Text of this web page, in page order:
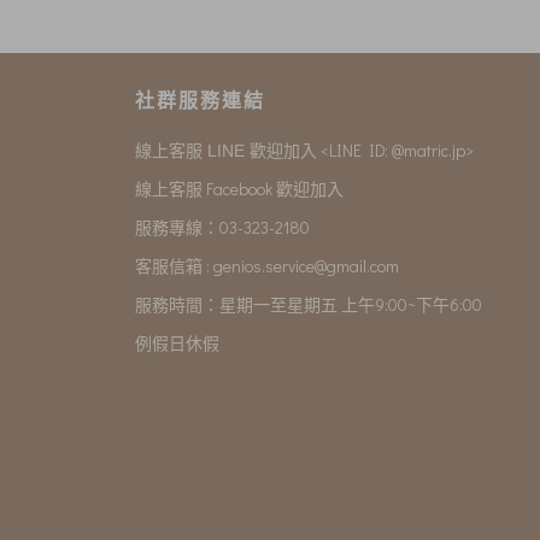
社群服務連結
線上客服 LINE 歡迎加入 <LINE ID: @matric.jp>
線上客服 Facebook 歡迎加入
服務專線：03-323-2180
客服信箱 : genios.service@gmail.com
服務時間：星期一至星期五 上午9:00~下午6:00
例假日休假